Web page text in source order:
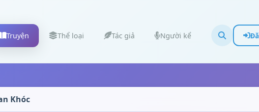
Truyện Thể loại Tác giả Người kể
Khóc